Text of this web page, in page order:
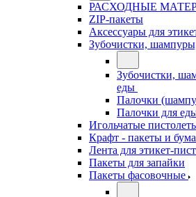
РАСХОДНЫЕ
ZIP-пакеты
Аксессуары для
Зубочистки,
Зубочистки,
еды
Палочки
Палочки для
Игольчатые
Крафт - пакеты и
Лента для этикет-
Пакеты для запайки
Пакеты фасовочные